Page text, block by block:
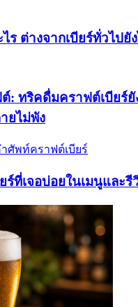
ร ต่างจากเบียร์ทั่วไปยัง
: ทริคดื่มคราฟต์เบียร์ยั
ยไม่พัง
ที่เจอบ่อยในเมนูและรี